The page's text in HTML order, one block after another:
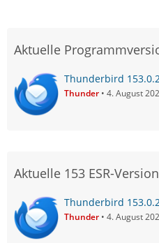
Aktuelle
Thunderbird
Thunder 4. August
Aktuelle 153 ESR-Version
Thunderbird
Thunder 4. August